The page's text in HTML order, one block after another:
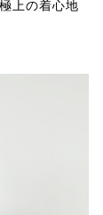
上の着心地